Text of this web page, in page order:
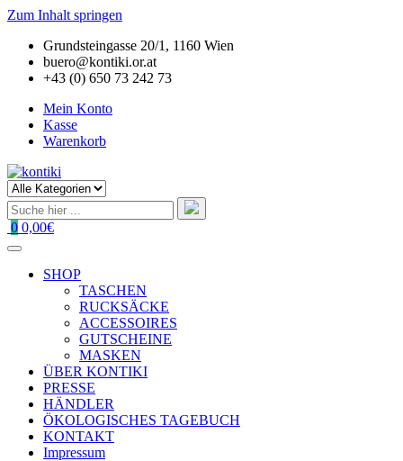
Zum Inhalt springen
Grundsteingasse 20/1, 1160 Wien
buero@kontiki.or.at
+43 (0) 650 73 242 73
Mein Konto
Kasse
Warenkorb
0 0,00€
SHOP
TASCHEN
RUCKSÄCKE
ACCESSOIRES
GUTSCHEINE
MASKEN
ÜBER KONTIKI
PRESSE
HÄNDLER
ÖKOLOGISCHES TAGEBUCH
KONTAKT
Impressum